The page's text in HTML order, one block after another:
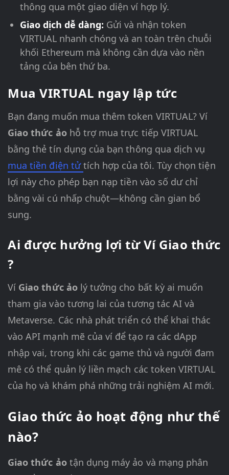
thông qua một giao diện ví hợp lý.
Giao dịch dễ dàng: Gửi và nhận token
VIRTUAL nhanh chóng và an toàn trên chuỗi
khối Ethereum mà không cần dựa vào nền
tảng của bên thứ ba.
Mua VIRTUAL ngay lập tức
Bạn đang muốn mua thêm token VIRTUAL? Ví
Giao thức ảo hỗ trợ mua trực tiếp VIRTUAL
bằng thẻ tín dụng của bạn thông qua dịch vụ
mua tiền điện tửtích hợp của tôi. Tùy chọn tiện
lợi này cho phép bạn nạp tiền vào số dư chỉ
bằng vài cú nhấp chuột—không cần gian bổ
sung.
Ai được hưởng lợi từ Ví Giao thức
?
Ví Giao thức ảo lý tưởng cho bất kỳ ai muốn
tham gia vào tương lai của tương tác AI và
Metaverse. Các nhà phát triển có thể khai thác
vào API mạnh mẽ của ví để tạo ra các dApp
nhập vai, trong khi các game thủ và người đam
mê có thể quản lý liền mạch các token VIRTUAL
của họ và khám phá những trải nghiệm AI mới.
Giao thức ảo hoạt động như thế
nào?
Giao thức ảo tận dụng máy ảo và mạng phân